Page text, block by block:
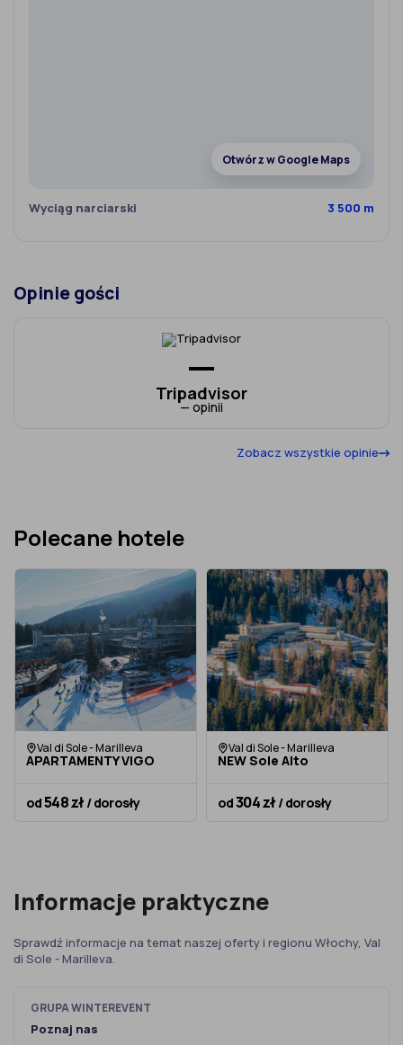
Otwórz w Google Maps
Wyciąg narciarski 3 500 m
Opinie gości
—
Tripadvisor
— opinii
Zobacz wszystkie opinie
Polecane hotele
Val di Sole - Marilleva
APARTAMENTY VIGO
od548 zł / dorosły
Val di Sole - Marilleva
NEW Sole Alto
od304 zł / dorosły
Informacje praktyczne
Sprawdź informacje na temat naszej oferty i regionu Włochy, Val
di Sole - Marilleva.
GRUPA WINTEREVENT
Poznaj nas